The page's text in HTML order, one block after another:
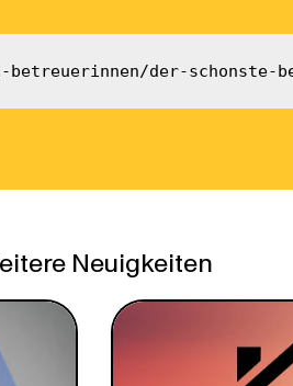
der-
Neuigkeiten